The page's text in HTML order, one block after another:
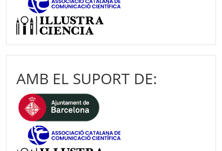
AMB EL SUPORT DE: